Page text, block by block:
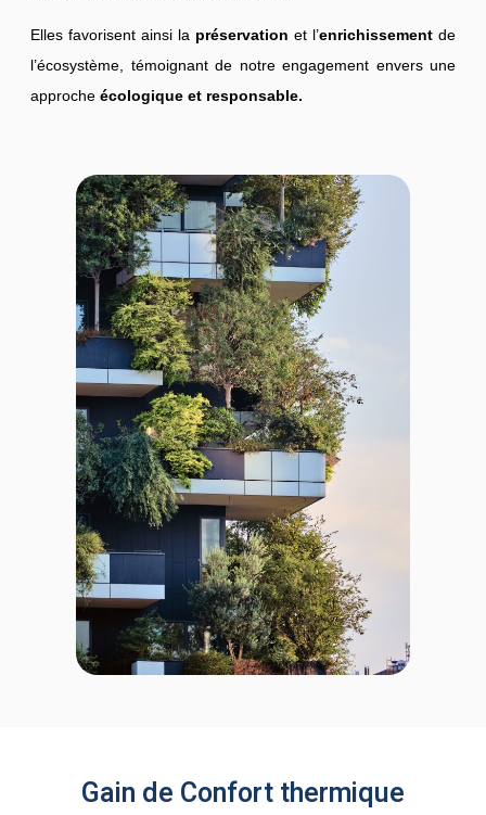
Elles favorisent ainsi la préservation et l’enrichissement de
l’écosystème, témoignant de notre engagement envers une
approche écologique et responsable.
Gain de Confort thermique